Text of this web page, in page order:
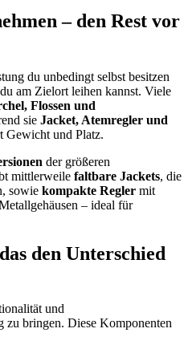
– den Rest vor
du unbedingt selbst besitzen
am Zielort leihen kannst. Viele
Flossen und
sie Jacket, Atemregler und
Gewicht und Platz.
der größeren
mittlerweile faltbare Jackets, die
sowie kompakte Regler mit
– ideal für
den Unterschied
und
bringen. Diese Komponenten